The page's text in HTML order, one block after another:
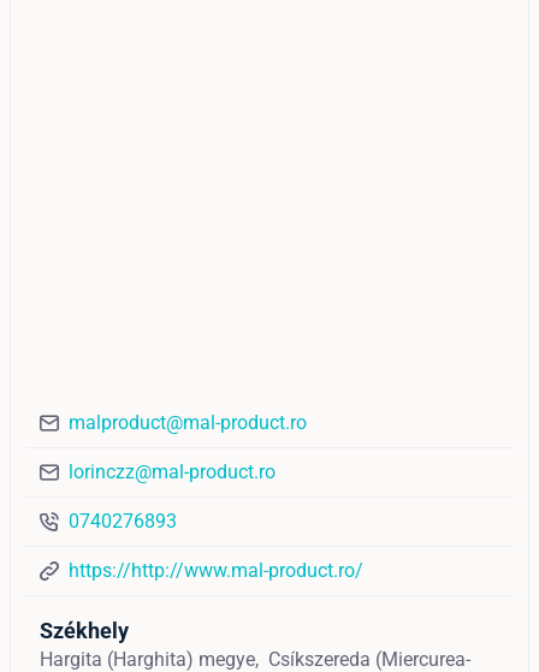
malproduct@mal-product.ro
lorinczz@mal-product.ro
0740276893
https://http://www.mal-product.ro/
Székhely
Hargita (Harghita) megye, Csíkszereda (Miercurea-